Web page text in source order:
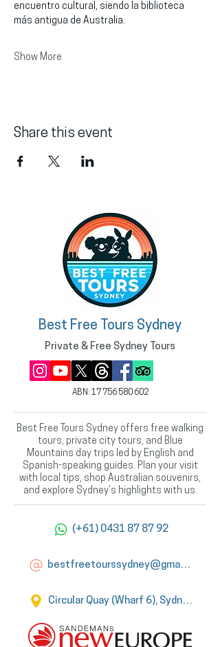
encuentro cultural, siendo la biblioteca
más antigua de Australia.
Show More
Share this event
Best Free Tours Sydney
Private & Free Sydney Tours
ABN: 17 756 580 602
Best Free Tours Sydney offers free walking
tours, private city tours, and Blue
Mountains day trips led by English and
Spanish-speaking guides. Plan your visit
with local tips, shop Australian souvenirs,
and explore Sydney’s highlights with us.
(+61) 0431 87 87 92
bestfreetourssydney@gmail.com
Circular Quay (Wharf 6), Sydney